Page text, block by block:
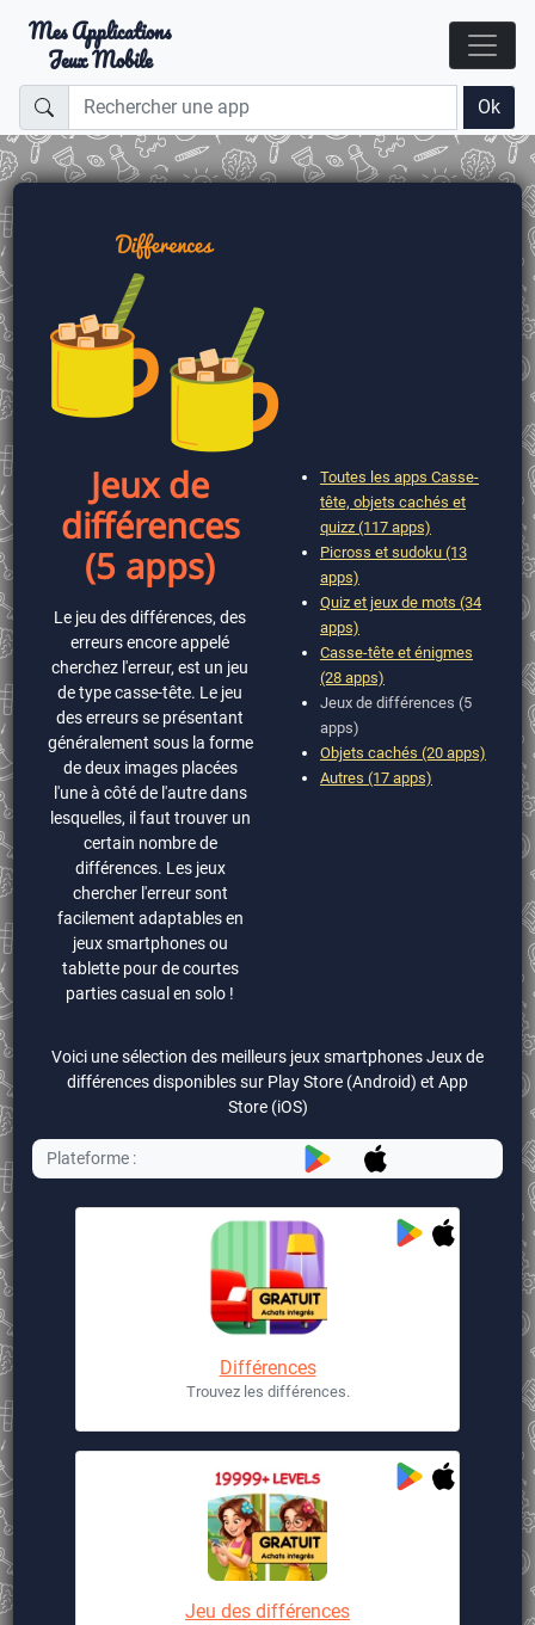
Mes Applications
Jeux Mobile
Ok
Jeux de
différences
(5 apps)
Le jeu des différences, des
erreurs encore appelé
cherchez l'erreur, est un jeu
de type casse-tête. Le jeu
des erreurs se présentant
généralement sous la forme
de deux images placées
l'une à côté de l'autre dans
lesquelles, il faut trouver un
certain nombre de
différences. Les jeux
chercher l'erreur sont
facilement adaptables en
jeux smartphones ou
tablette pour de courtes
parties casual en solo !
Toutes les apps Casse-
tête, objets cachés et
quizz (117 apps)
Picross et sudoku (13
apps)
Quiz et jeux de mots (34
apps)
Casse-tête et énigmes
(28 apps)
Jeux de différences (5
apps)
Objets cachés (20 apps)
Autres (17 apps)
Voici une sélection des meilleurs jeux smartphones Jeux de
différences disponibles sur Play Store (Android) et App
Store (iOS)
Plateforme :
Différences
Trouvez les différences.
Jeu des différences